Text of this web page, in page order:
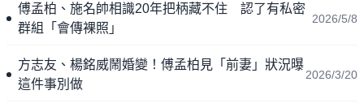
傅孟柏、施名帥相識20年把柄藏不住 認了有私密
群組「會傳裸照」
2026/5/8
方志友、楊銘威鬧婚變！傅孟柏見「前妻」狀況曝
這件事別做
2026/3/20